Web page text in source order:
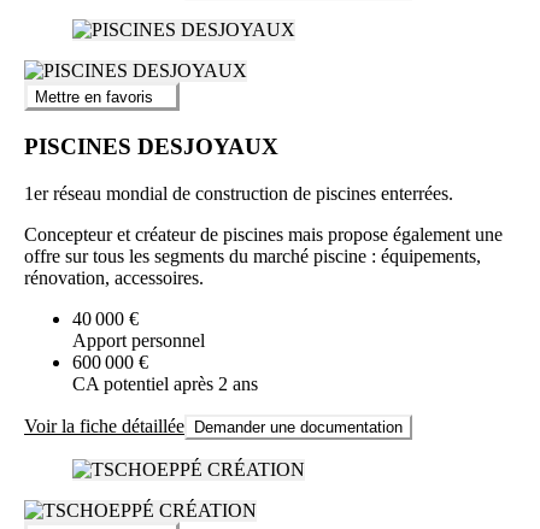
Mettre en favoris
PISCINES DESJOYAUX
1er réseau mondial de construction de piscines enterrées.
Concepteur et créateur de piscines mais propose également une
offre sur tous les segments du marché piscine : équipements,
rénovation, accessoires.
40 000 €
Apport personnel
600 000 €
CA potentiel après 2 ans
Voir la fiche détaillée Demander une documentation